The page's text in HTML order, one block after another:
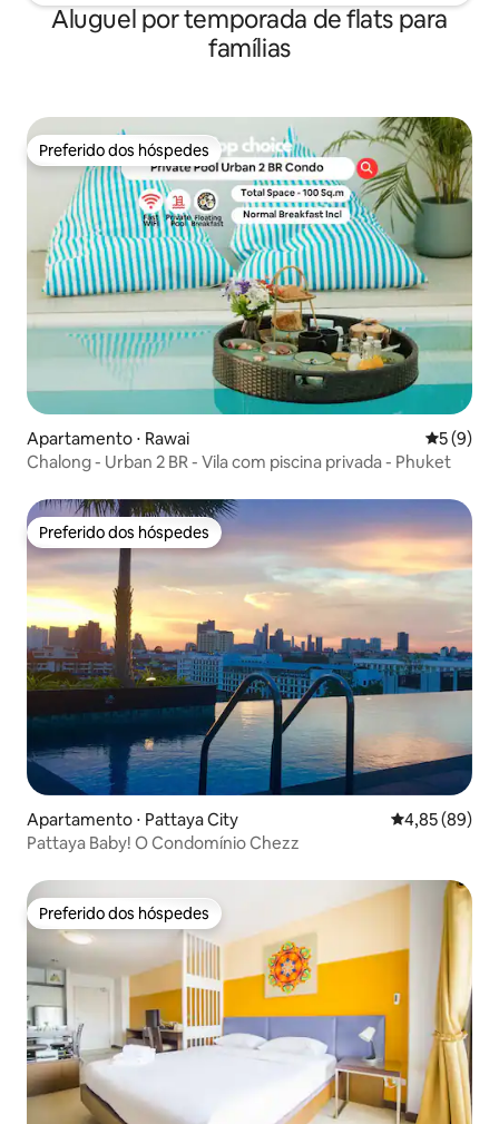
Aluguel por temporada de flats para
famílias
Preferido dos hóspedes
Preferido dos hóspedes
Apartamento ⋅ Rawai 5 de
5 (9)
Chalong - Urban 2 BR - Vila com piscina privada - Phuket
Preferido dos hóspedes
Preferido dos hóspedes
Apartamento ⋅ Pattaya City 4,85 de uma
4,85 (89)
Pattaya Baby! O Condomínio Chezz
Preferido dos hóspedes
Preferido dos hóspedes